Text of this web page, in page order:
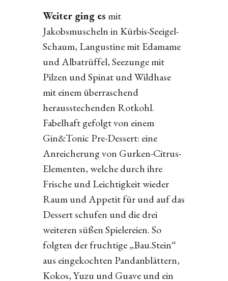
Weiter ging es mit
Jakobsmuscheln in Kürbis-Seeigel-
Schaum, Langustine mit Edamame
und Albatrüffel, Seezunge mit
Pilzen und Spinat und Wildhase
mit einem überraschend
herausstechenden Rotkohl.
Fabelhaft gefolgt von einem
Gin&Tonic Pre-Dessert: eine
Anreicherung von Gurken-Citrus-
Elementen, welche durch ihre
Frische und Leichtigkeit wieder
Raum und Appetit für und auf das
Dessert schufen und die drei
weiteren süßen Spielereien. So
folgten der fruchtige „Bau.Stein“
aus eingekochten Pandanblättern,
Kokos, Yuzu und Guave und ein